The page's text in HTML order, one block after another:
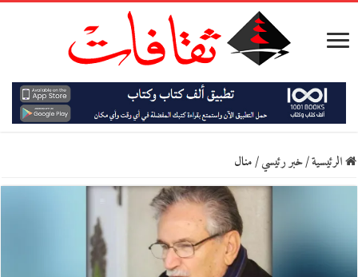
الرئيسية/خبر رئيسي/منال